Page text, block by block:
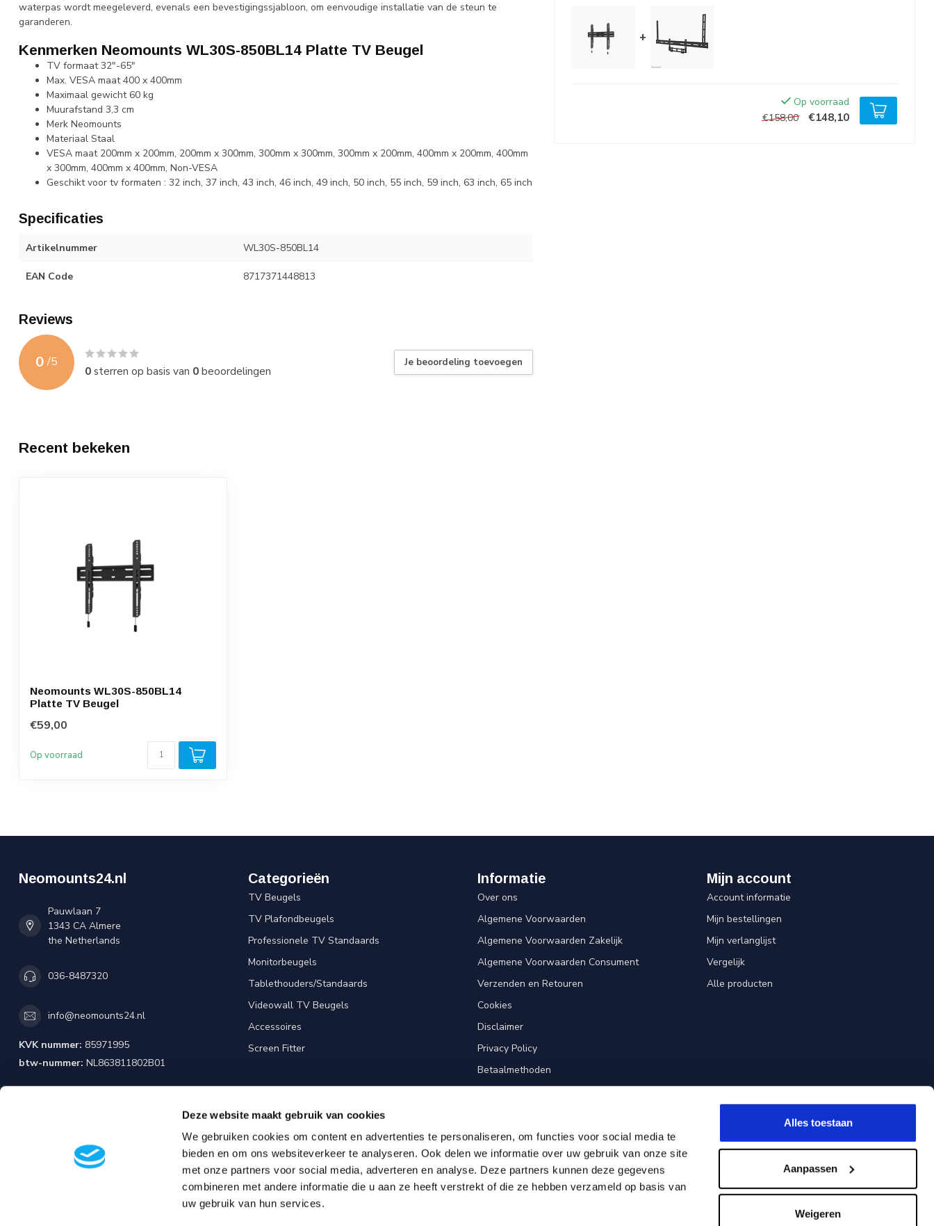
Deze website maakt gebruik van cookies
We gebruiken cookies om content en advertenties te personaliseren, om functies voor social media te
bieden en om ons websiteverkeer te analyseren. Ook delen we informatie over uw gebruik van onze site
met onze partners voor social media, adverteren en analyse. Deze partners kunnen deze gegevens
combineren met andere informatie die u aan ze heeft verstrekt of die ze hebben verzameld op basis van
uw gebruik van hun services.
Alles toestaan
Aanpassen
Weigeren
waterpas wordt meegeleverd, evenals een bevestigingssjabloon, om eenvoudige installatie van de steun te
garanderen.
Kenmerken Neomounts WL30S-850BL14 Platte TV Beugel
TV formaat 32"-65"
Max. VESA maat 400 x 400mm
Maximaal gewicht 60 kg
Muurafstand 3,3 cm
Merk Neomounts
Materiaal Staal
VESA maat 200mm x 200mm, 200mm x 300mm, 300mm x 300mm, 300mm x 200mm, 400mm x 200mm, 400mm
x 300mm, 400mm x 400mm, Non-VESA
Geschikt voor tv formaten : 32 inch, 37 inch, 43 inch, 46 inch, 49 inch, 50 inch, 55 inch, 59 inch, 63 inch, 65 inch
Specificaties
Artikelnummer WL30S-850BL14
EAN Code 8717371448813
Reviews
0 /5
0sterren op basis van 0beoordelingen
Je beoordeling toevoegen
+
Op voorraad
€158,00
€148,10
Recent bekeken
Neomounts WL30S-850BL14
Platte TV Beugel
€59,00
Op voorraad
Neomounts24.nl
Pauwlaan 7
1343 CA Almere
the Netherlands
036-8487320
info@neomounts24.nl
KVK nummer: 85971995
btw-nummer: NL863811802B01
Categorieën
TV Beugels
TV Plafondbeugels
Professionele TV Standaards
Monitorbeugels
Tablethouders/Standaards
Videowall TV Beugels
Accessoires
Screen Fitter
Informatie
Over ons
Algemene Voorwaarden
Algemene Voorwaarden Zakelijk
Algemene Voorwaarden Consument
Verzenden en Retouren
Cookies
Disclaimer
Privacy Policy
Betaalmethoden
Screen Fitter
Mijn account
Account informatie
Mijn bestellingen
Mijn verlanglijst
Vergelijk
Alle producten